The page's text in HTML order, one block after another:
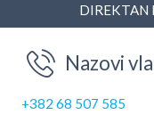
DIREKTAN
Nazovi
+382 68 507 585